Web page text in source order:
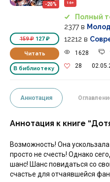
-20%
159 ₽127 ₽
Читать
В библиотеку
16+
Полный
2377 в
12212 в
1628
28
Аннотация
Аннотация к книге
Возможность! Она
просто не счесть! Однако
шанс! Шанс повидаться со
счастье для отчаявшейся